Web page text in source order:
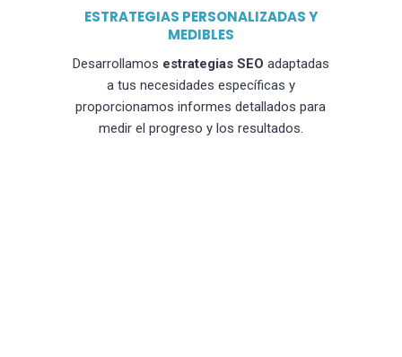
ESTRATEGIAS PERSONALIZADAS Y
MEDIBLES
Desarrollamos estrategias SEO adaptadas
a tus necesidades específicas y
proporcionamos informes detallados para
medir el progreso y los resultados.